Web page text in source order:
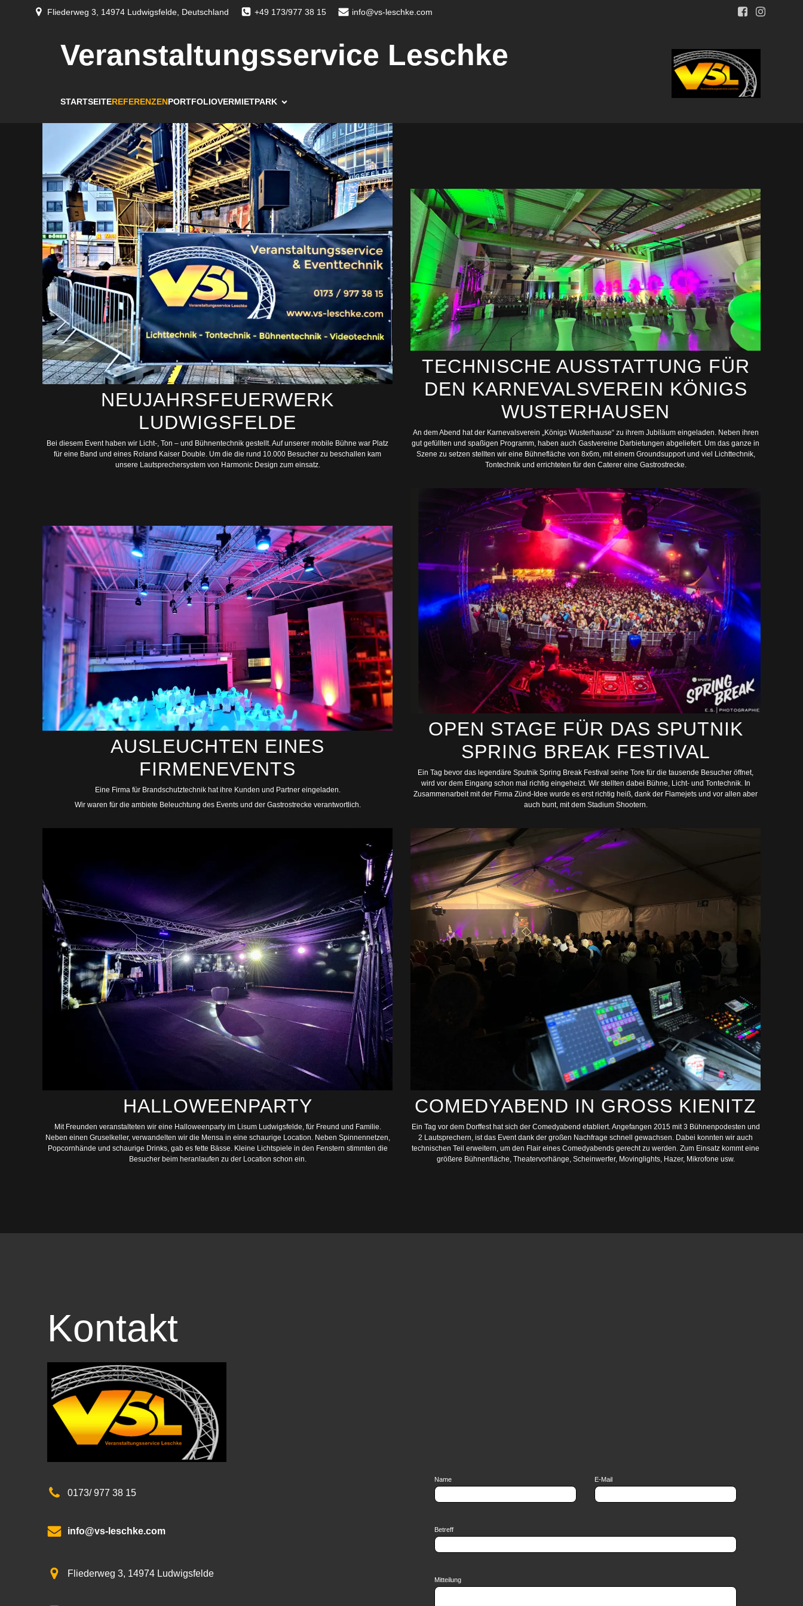
Fliederweg 3, 14974 Ludwigsfelde, Deutschland +49 173/977 38 15 info@vs-leschke.com
Veranstaltungsservice Leschke
STARTSEITEREFERENZENPORTFOLIOVERMIETPARK
NEUJAHRSFEUERWERK
LUDWIGSFELDE
Bei diesem Event haben wir Licht-, Ton – und Bühnentechnik gestellt. Auf unserer mobile Bühne war Platz
für eine Band und eines Roland Kaiser Double. Um die die rund 10.000 Besucher zu beschallen kam
unsere Lautsprechersystem von Harmonic Design zum einsatz.
TECHNISCHE AUSSTATTUNG FÜR
DEN KARNEVALSVEREIN KÖNIGS
WUSTERHAUSEN
An dem Abend hat der Karnevalsverein „Königs Wusterhause“ zu ihrem Jubiläum eingeladen. Neben ihren
gut gefüllten und spaßigen Programm, haben auch Gastvereine Darbietungen abgeliefert. Um das ganze in
Szene zu setzen stellten wir eine Bühnefläche von 8x6m, mit einem Groundsupport und viel Lichttechnik,
Tontechnik und errichteten für den Caterer eine Gastrostrecke.
AUSLEUCHTEN EINES
FIRMENEVENTS
Eine Firma für Brandschutztechnik hat ihre Kunden und Partner eingeladen.
Wir waren für die ambiete Beleuchtung des Events und der Gastrostrecke verantwortlich.
OPEN STAGE FÜR DAS SPUTNIK
SPRING BREAK FESTIVAL
Ein Tag bevor das legendäre Sputnik Spring Break Festival seine Tore für die tausende Besucher öffnet,
wird vor dem Eingang schon mal richtig eingeheizt. Wir stellten dabei Bühne, Licht- und Tontechnik. In
Zusammenarbeit mit der Firma Zünd-Idee wurde es erst richtig heiß, dank der Flamejets und vor allen aber
auch bunt, mit dem Stadium Shootern.
HALLOWEENPARTY
Mit Freunden veranstalteten wir eine Halloweenparty im Lisum Ludwigsfelde, für Freund und Familie.
Neben einen Gruselkeller, verwandelten wir die Mensa in eine schaurige Location. Neben Spinnennetzen,
Popcornhände und schaurige Drinks, gab es fette Bässe. Kleine Lichtspiele in den Fenstern stimmten die
Besucher beim heranlaufen zu der Location schon ein.
COMEDYABEND IN GROSS KIENITZ
Ein Tag vor dem Dorffest hat sich der Comedyabend etabliert. Angefangen 2015 mit 3 Bühnenpodesten und
2 Lautsprechern, ist das Event dank der großen Nachfrage schnell gewachsen. Dabei konnten wir auch
technischen Teil erweitern, um den Flair eines Comedyabends gerecht zu werden. Zum Einsatz kommt eine
größere Bühnenfläche, Theatervorhänge, Scheinwerfer, Movinglights, Hazer, Mikrofone usw.
Kontakt
0173/ 977 38 15
info@vs-leschke.com
Fliederweg 3, 14974 Ludwigsfelde
Name E-Mail
Betreff
Mitteilung